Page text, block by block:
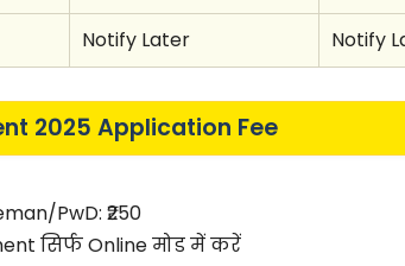
Notify Later Notify
2025 Application Fee
PwD: ₹250
सिर्फ Online मोड में करें